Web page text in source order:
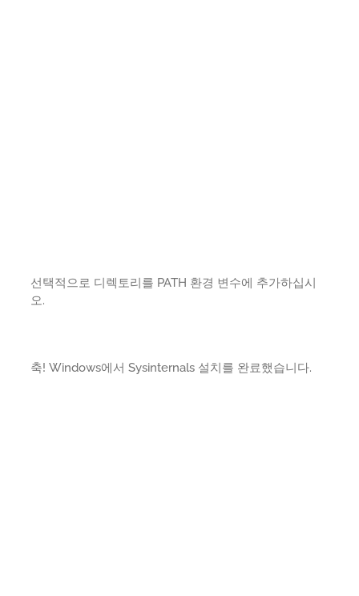
선택적으로 디렉토리를 PATH 환경 변수에 추가하십시
오.
축! Windows에서 Sysinternals 설치를 완료했습니다.